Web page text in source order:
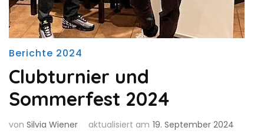
Berichte 2024
Clubturnier und
Sommerfest 2024
von Silvia Wiener aktualisiert am 19. September 2024